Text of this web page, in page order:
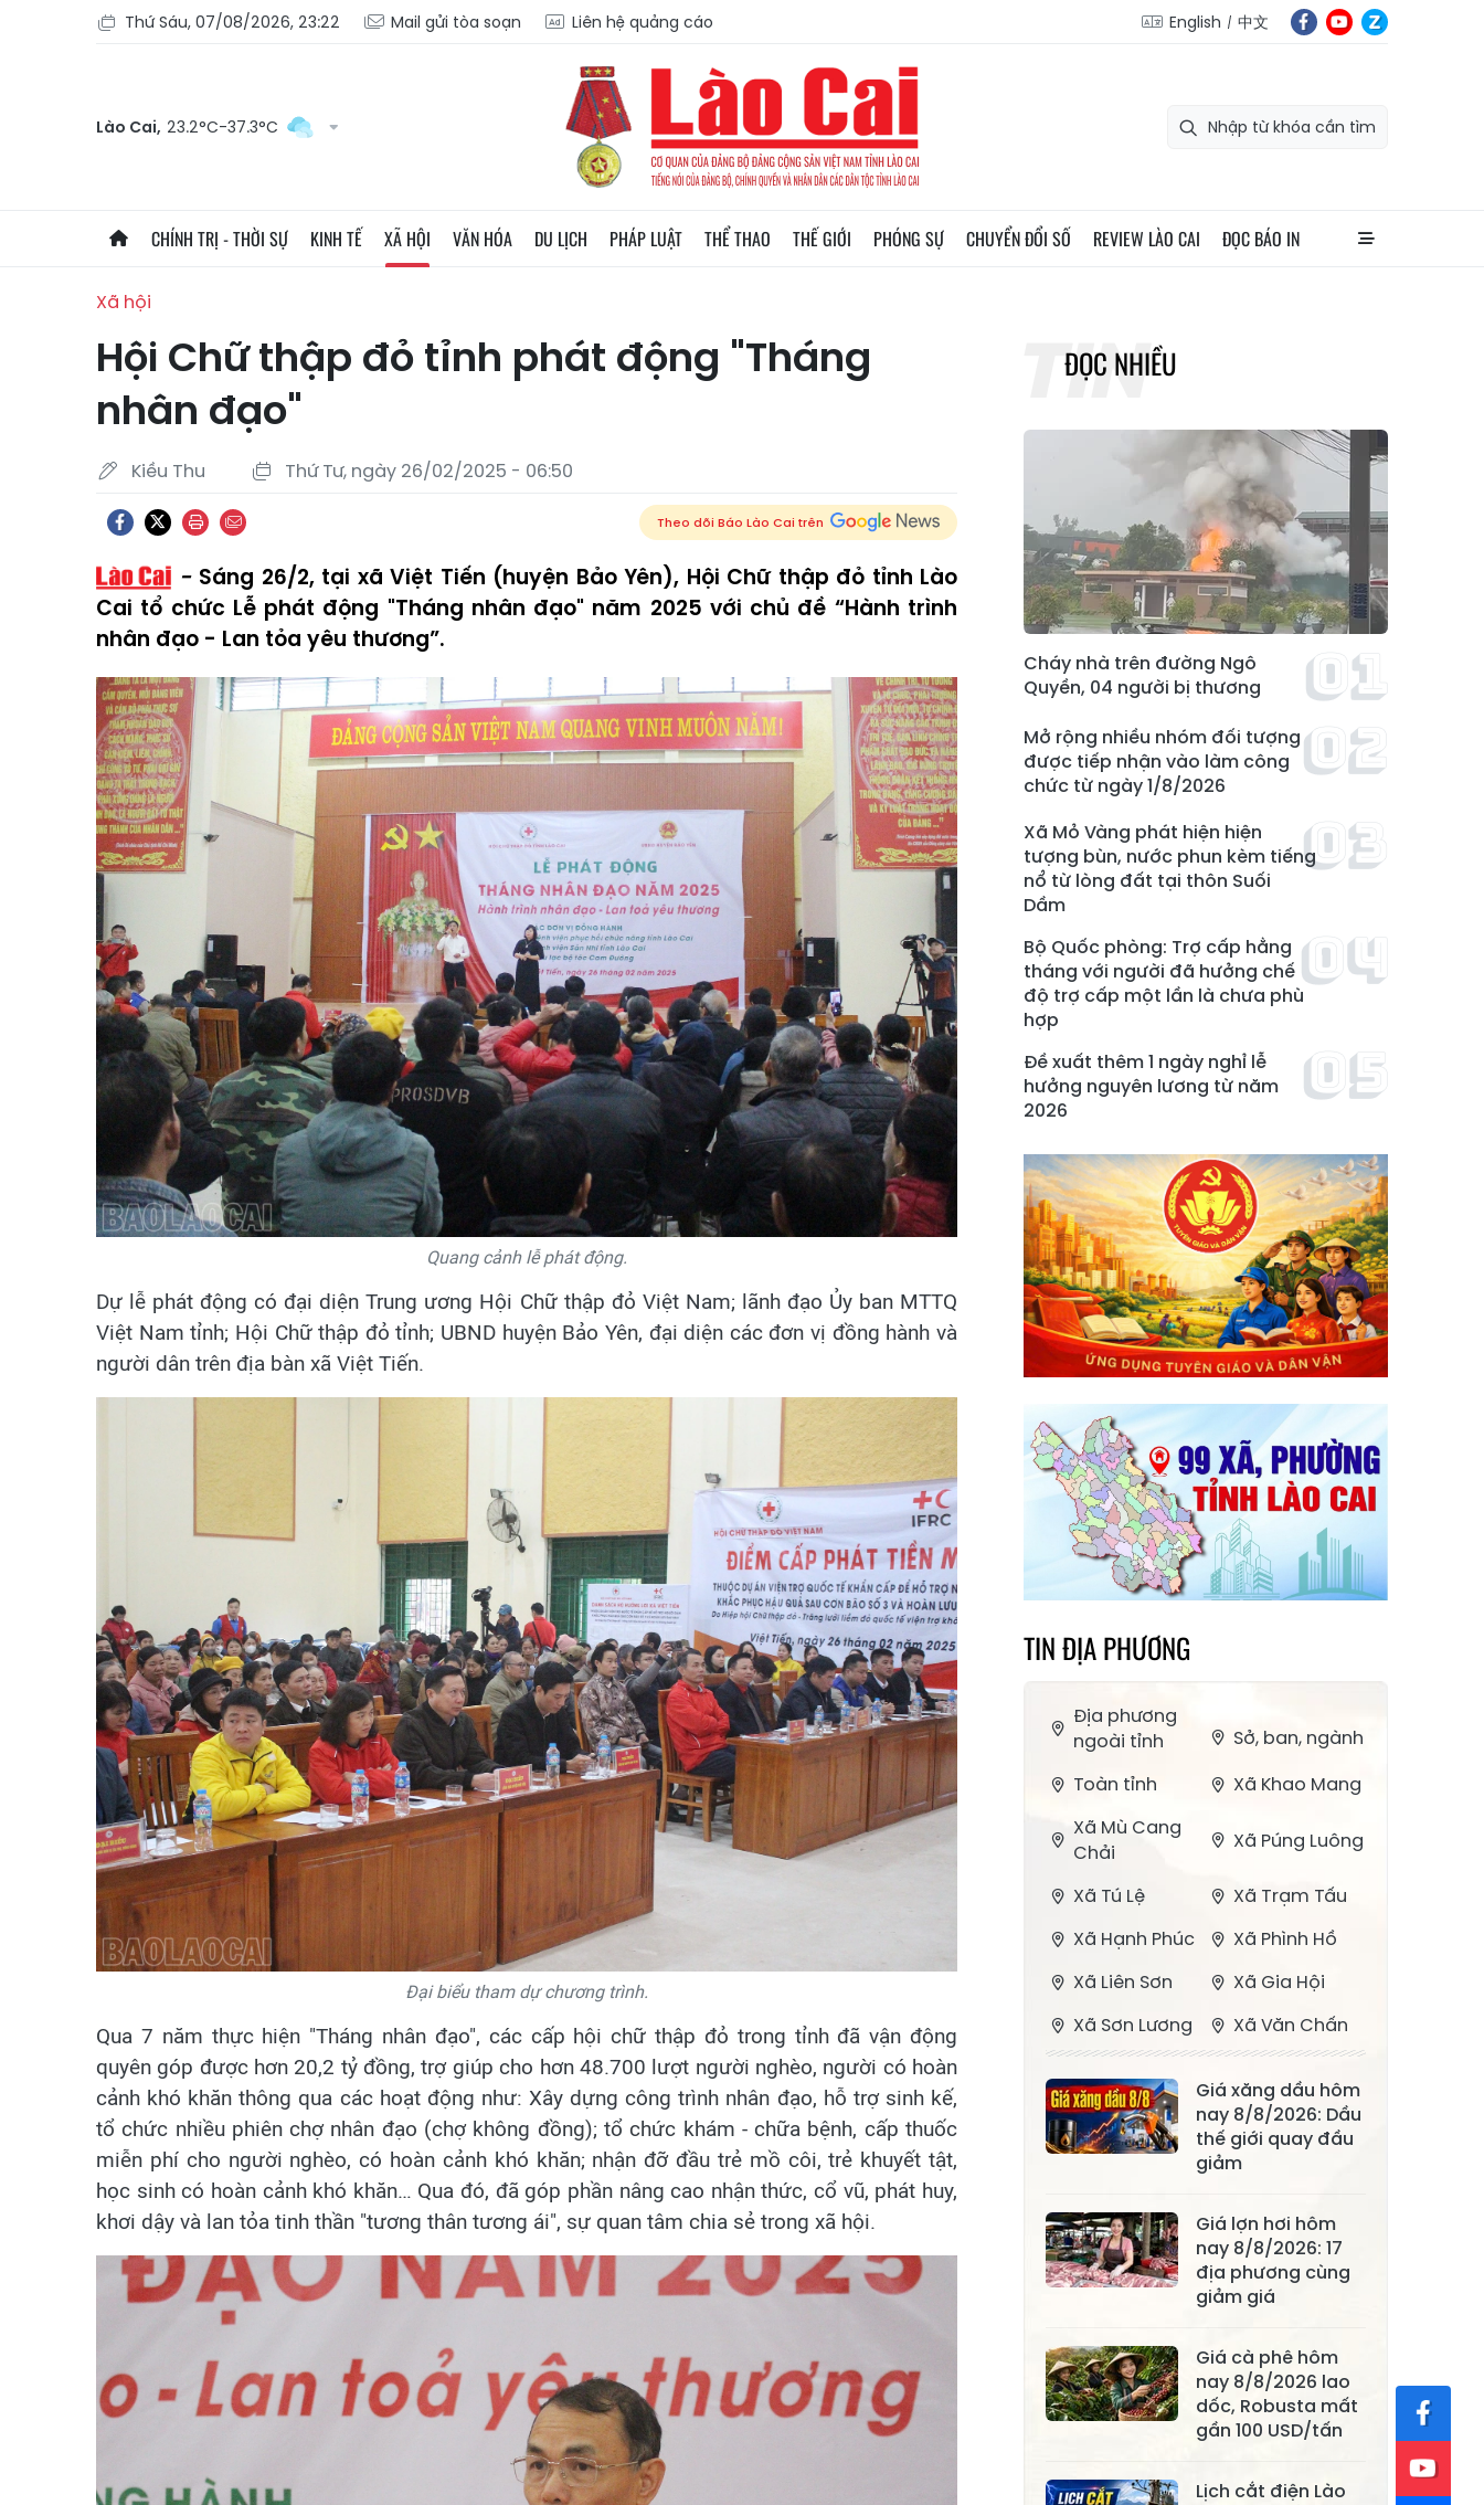
Thứ Sáu, 07/08/2026, 23:22 Mail gửi tòa soạn Liên hệ quảng cáo English 中文
Lào Cai, 23.2°C-37.3°C
CHÍNH TRỊ - THỜI SỰ KINH TẾ XÃ HỘI VĂN HÓA DU LỊCH PHÁP LUẬT THỂ THAO THẾ GIỚI PHÓNG SỰ CHUYỂN ĐỔI SỐ REVIEW LÀO CAI ĐỌC BÁO IN
Xã hội
Hội Chữ thập đỏ tỉnh phát động "Tháng
nhân đạo"
Kiều Thu Thứ Tư, ngày 26/02/2025 - 06:50
Theo dõi Báo Lào Cai trên
Sáng 26/2, tại xã Việt Tiến (huyện Bảo Yên), Hội Chữ thập đỏ tỉnh Lào
Cai tổ chức Lễ phát động "Tháng nhân đạo" năm 2025 với chủ đề “Hành trình
nhân đạo - Lan tỏa yêu thương”.
Quang cảnh lễ phát động.
Dự lễ phát động có đại diện Trung ương Hội Chữ thập đỏ Việt Nam; lãnh đạo Ủy ban MTTQ
Việt Nam tỉnh; Hội Chữ thập đỏ tỉnh; UBND huyện Bảo Yên, đại diện các đơn vị đồng hành và
người dân trên địa bàn xã Việt Tiến.
Đại biểu tham dự chương trình.
Qua 7 năm thực hiện "Tháng nhân đạo", các cấp hội chữ thập đỏ trong tỉnh đã vận động
quyên góp được hơn 20,2 tỷ đồng, trợ giúp cho hơn 48.700 lượt người nghèo, người có hoàn
cảnh khó khăn thông qua các hoạt động như: Xây dựng công trình nhân đạo, hỗ trợ sinh kế,
tổ chức nhiều phiên chợ nhân đạo (chợ không đồng); tổ chức khám - chữa bệnh, cấp thuốc
miễn phí cho người nghèo, có hoàn cảnh khó khăn; nhận đỡ đầu trẻ mồ côi, trẻ khuyết tật,
học sinh có hoàn cảnh khó khăn… Qua đó, đã góp phần nâng cao nhận thức, cổ vũ, phát huy,
khơi dậy và lan tỏa tinh thần "tương thân tương ái", sự quan tâm chia sẻ trong xã hội.
ĐỌC NHIỀU
Cháy nhà trên đường Ngô
Quyền, 04 người bị thương
Mở rộng nhiều nhóm đối tượng
được tiếp nhận vào làm công
chức từ ngày 1/8/2026
Xã Mỏ Vàng phát hiện hiện
tượng bùn, nước phun kèm tiếng
nổ từ lòng đất tại thôn Suối
Dầm
Bộ Quốc phòng: Trợ cấp hằng
tháng với người đã hưởng chế
độ trợ cấp một lần là chưa phù
hợp
Đề xuất thêm 1 ngày nghỉ lễ
hưởng nguyên lương từ năm
2026
TIN ĐỊA PHƯƠNG
Địa phương
ngoài tỉnh
Sở, ban, ngành
Toàn tỉnh
Xã Khao Mang
Xã Mù Cang
Chải
Xã Púng Luông
Xã Tú Lệ
Xã Trạm Tấu
Xã Hạnh Phúc
Xã Phình Hồ
Xã Liên Sơn
Xã Gia Hội
Xã Sơn Lương
Xã Văn Chấn
Bằng La
Xã Chấn Thịnh
Xã Nghĩa Tâm
Xã Phong Dụ
Hạ
Xã Đông
Cuông
Xã Tân Hợp
Xã Mỏ Vàng
Xã Lâm
Thượng
Xã Lục Yên
Xã Tân Lĩnh
Giá xăng dầu hôm
nay 8/8/2026: Dầu
thế giới quay đầu
giảm
Giá lợn hơi hôm
nay 8/8/2026: 17
địa phương cùng
giảm giá
Giá cà phê hôm
nay 8/8/2026 lao
dốc, Robusta mất
gần 100 USD/tấn
Lịch cắt điện Lào